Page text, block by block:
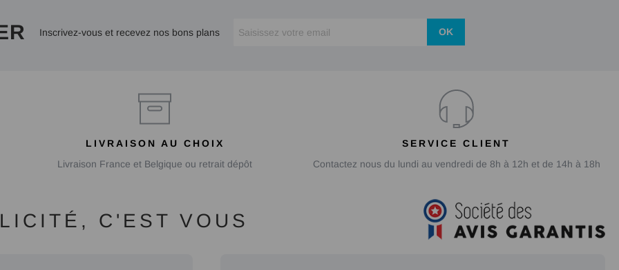
Inscrivez-vous et recevez nos bons plans OK
LIVRAISON AU CHOIX
Livraison France et Belgique ou retrait dépôt
SERVICE CLIENT
Contactez nous du lundi au vendredi de 8h à 12h et de 14h à 18h
C'EST VOUS